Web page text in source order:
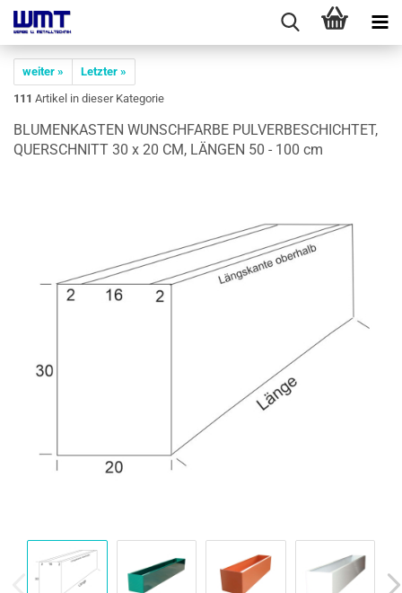
weiter »
Letzter »
111 Artikel in dieser Kategorie
BLU­MEN­KAS­TEN WUNSCH­FAR­BE PUL­VER­BE­SCHICH­TET,
QUER­SCHNITT 30 x 20 CM, LÄN­GEN 50 - 100 cm